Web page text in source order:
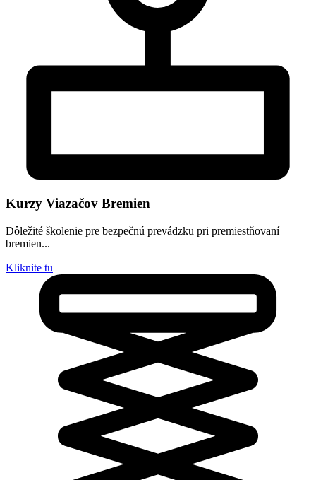
Kurzy Viazačov Bremien
Dôležité školenie pre bezpečnú prevádzku pri premiestňovaní
bremien...
Kliknite tu